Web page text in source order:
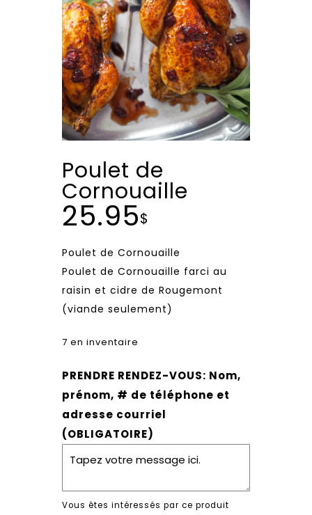
Poulet de
Cornouaille
25.95$
Poulet de Cornouaille
Poulet de Cornouaille farci au
raisin et cidre de Rougemont
(viande seulement)
7 en inventaire
PRENDRE RENDEZ-VOUS: Nom,
prénom, # de téléphone et
adresse courriel
(OBLIGATOIRE)
Vous êtes intéressés par ce produit